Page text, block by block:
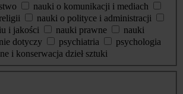
nauki o komunikacji i mediach
nauki o polityce i administracji
i jakości
nauki prawne
nauki
nie dotyczy psychiatria
psychologia
i konserwacja dzieł sztuki